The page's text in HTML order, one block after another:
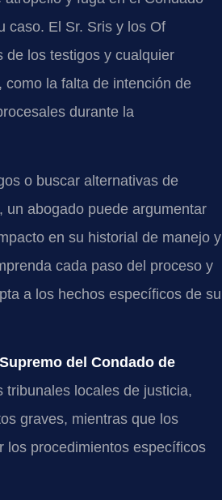
caso. El Sr. Sris y los Of
de los testigos y cualquier
la falta de intención de
durante la
o buscar alternativas de
abogado puede argumentar
en su historial de manejo y
cada paso del proceso y
a los hechos específicos de su
del Condado de
tribunales locales de justicia,
graves, mientras que los
los procedimientos específicos